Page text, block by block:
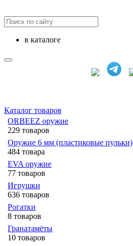
в каталоге
Каталог товаров
ORBEEZ оружие
229 товаров
Оружие 6 мм (пластиковые пульки)
484 товара
EVA оружие
77 товаров
Игрушки
636 товаров
Рогатки
8 товаров
Гранатамёты
10 товаров